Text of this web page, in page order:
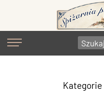
Kategorie